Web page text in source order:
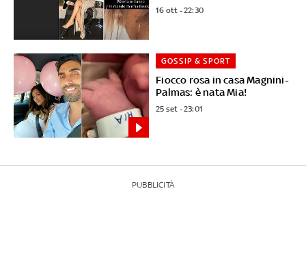
16 ott - 22:30
Fiocco rosa in casa Magnini-
Palmas: è nata Mia!
GOSSIP & SPORT
25 set - 23:01
PUBBLICITÀ